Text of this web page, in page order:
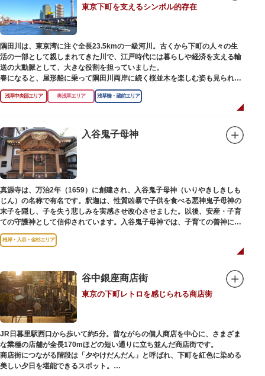
【撞球室】
当時の日本では非常に珍しいスイスの山小屋風の撞球室（ビリヤード場）
で、洋館から地下道でつながっています。通常は非公開ですが、毎月15日
（10月のみ10/16）に先着順で限定公開されています。
【和館大広間】
洋館に併置された名棟 梁大河喜十郎の手によるものと伝えられている書院造
りの和館で、当時は550坪に及ぶ洋館を遥かにしのぐ規模でしたが、現在は
冠婚葬祭などに使われていた大広間の1棟だけが残っています。
を一部踏襲している広大な庭は、建築様式同様に和洋併置式とされ、「芝
庭」をもつ近代庭園の初期の形を残しています。江戸時代の石碑や手水鉢、
庭石などが見られ、煉瓦塀を含めた敷地全体が重要文化財に指定されていま
す。
東京下町を支えるシンボル的存在
隅田川は、東京湾に注ぐ全長23.5kmの一級河川。古くから下町の人々の生
活の一部として親しまれてきた川で、江戸時代には暮らしや経済を支える輸
送の大動脈として、大きな役割を担っていました。
春になると、屋形船に乗って隅田川両岸に続く桜並木を楽しむ姿も見られ、
東京スカイツリーとのコラボレーションも、まさに絵になる光景です。ま
た、毎年7月の最終土曜日に開催される「隅田川花火大会」は、東京の夏の
川沿いには「隅田川テラス」と呼ばれる遊歩道も整備されています。心地よ
い風に吹かれながら、緑化が施された遊歩道で散歩やジョギングを楽しんだ
後は、オープンカフェでほっと一息つくのもおすすめです。
隅田川にかかる橋々も、それぞれ特徴的な形をしていて見応えは抜群。せっ
かくなら水上バスに乗船して、優雅に観察してみてはいかがでしょうか。
浅草中央部エリア 奥浅草エリア 浅草橋・蔵前エリア
入谷鬼子母神
真源寺は、万治2年（1659）に創建され、入谷鬼子母神（いりやきしきしも
じん）の名称で有名です。釈迦は、性質凶暴で子供を食べる悪神鬼子母神の
末子を隠し、子を失う悲しみを実感させ改心させました。以後、安産・子育
ての守護神として信仰されています。入谷鬼子母神では、子育ての善神にな
った由来からツノのない「おに」の文字を使っています。
根岸・入谷・金杉エリア
谷中銀座商店街
東京の下町レトロを感じられる商店街
JR日暮里駅西口から歩いて約5分。昔ながらの個人商店を中心に、さまざま
な業種の店舗が全長170mほどの短い通りに立ち並んだ商店街です。
商店街につながる階段は「夕やけだんだん」と呼ばれ、下町を紅色に染める
美しい夕日を堪能できるスポット。